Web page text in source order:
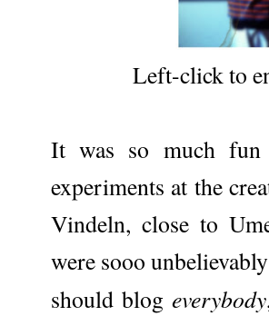
Left-click to
It was so much fun
experiments at the
Vindeln, close to
were sooo
should blogeverybody